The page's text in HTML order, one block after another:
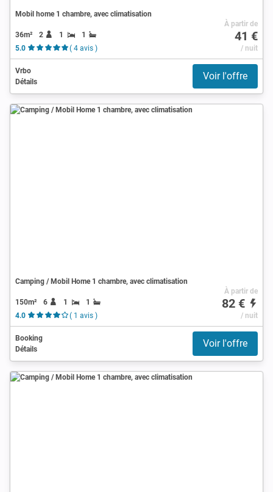
Mobil home 1 chambre, avec climatisation
36m² 2 1
1
5.0
( 4 avis )
À partir de
41 €
/ nuit
Vrbo
Détails
Voir l'offre
Camping / Mobil Home 1 chambre, avec climatisation
150m² 6 1
1
4.0
( 1 avis )
À partir de
82 €
/ nuit
Booking
Détails
Voir l'offre